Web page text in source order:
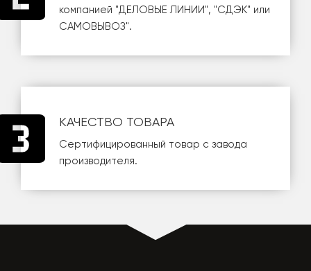
компанией "ДЕЛОВЫЕ ЛИНИИ", "СДЭК" или
САМОВЫВОЗ".
КАЧЕСТВО ТОВАРА
Сертифицированный товар с завода
производителя.